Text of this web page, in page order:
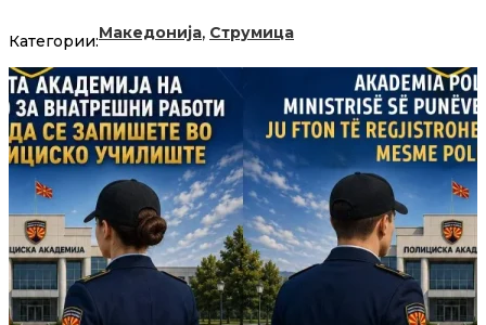
Категории:Македонија, Струмица